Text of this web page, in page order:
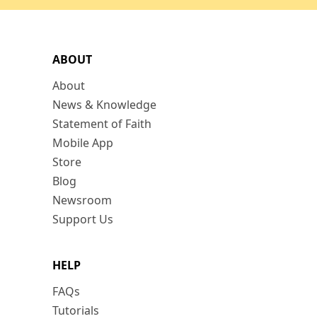
ABOUT
About
News & Knowledge
Statement of Faith
Mobile App
Store
Blog
Newsroom
Support Us
HELP
FAQs
Tutorials